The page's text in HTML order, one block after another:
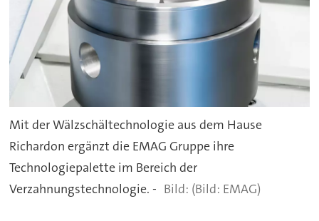
Mit der Wälzschältechnologie aus dem Hause
Richardon ergänzt die EMAG Gruppe ihre
Technologiepalette im Bereich der
Verzahnungstechnologie. -
(Bild: EMAG)